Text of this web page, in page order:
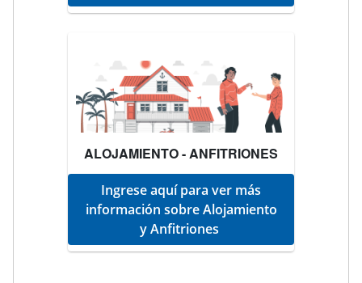
ALOJAMIENTO - ANFITRIONES
Ingrese aquí para ver más
información sobre Alojamiento
y Anfitriones